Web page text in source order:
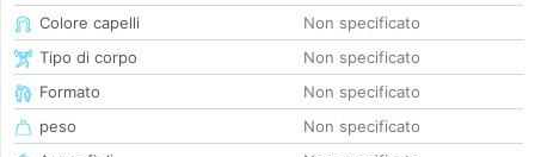
Colore capelli
Non specificato
Tipo di corpo
Non specificato
Formato
Non specificato
peso
Non specificato